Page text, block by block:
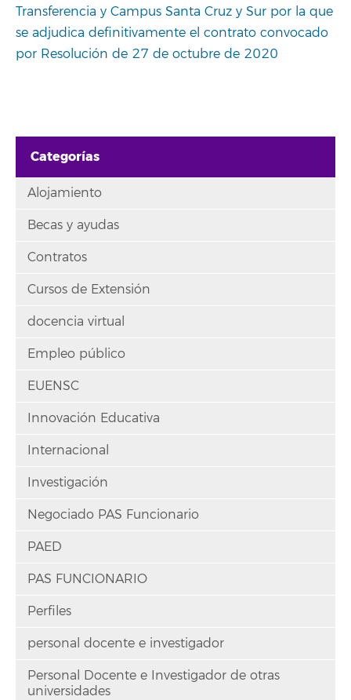
Transferencia y Campus Santa Cruz y Sur por la que
se adjudica definitivamente el contrato convocado
por Resolución de 27 de octubre de 2020
Categorías
Alojamiento
Becas y ayudas
Contratos
Cursos de Extensión
docencia virtual
Empleo público
EUENSC
Innovación Educativa
Internacional
Investigación
Negociado PAS Funcionario
PAED
PAS FUNCIONARIO
Perfiles
personal docente e investigador
Personal Docente e Investigador de otras
universidades